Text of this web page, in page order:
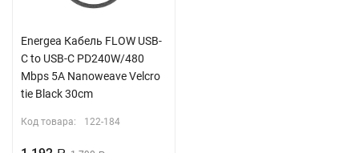
Energea Кабель FLOW USB-
C to USB-C PD240W/480
Mbps 5A Nanoweave Velcro
tie Black 30cm
Код товара: 122-184